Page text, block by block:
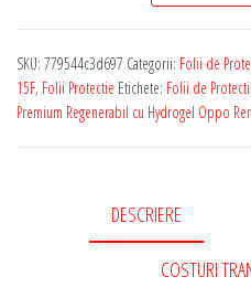
Oppo
Reno
Premium
SKU: 779544c3d697 Categorii: Folii de
15F, Folii Protectie Etichete: Folii de
Premium Regenerabil cu Hydrogel Oppo
DESCRIERE
COSTURI